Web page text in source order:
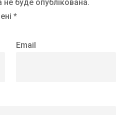
буде опублікована.
*
Email